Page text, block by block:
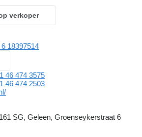
verkoper
18397514
46 474 3575
46 474 2503
SG, Geleen, Groenseykerstraat 6